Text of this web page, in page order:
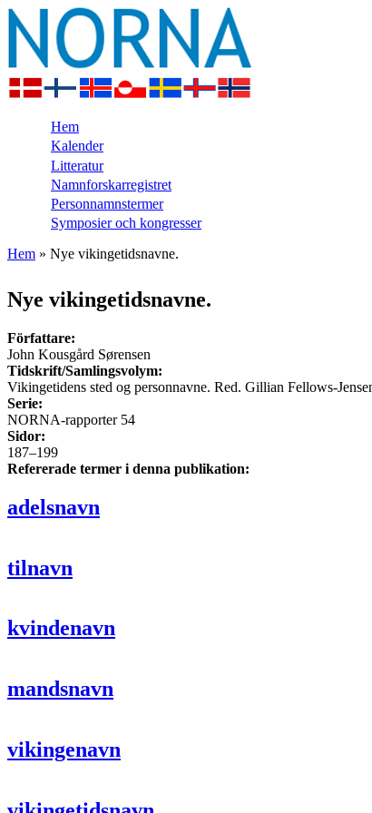
Hem
Kalender
Litteratur
Namnforskarregistret
Personnamnstermer
Symposier och kongresser
Hem » Nye vikingetidsnavne.
Nye vikingetidsnavne.
Författare:
John Kousgård Sørensen
Tidskrift/Samlingsvolym:
Vikingetidens sted og personnavne. Red. Gillian Fellows-
Serie:
NORNA-rapporter 54
Sidor:
187–199
Refererade termer i denna publikation:
adelsnavn
tilnavn
kvindenavn
mandsnavn
vikingenavn